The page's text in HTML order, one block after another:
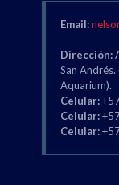
Email:
Dirección:
San
Aquarium).
Celular:
Celular:
Celular: